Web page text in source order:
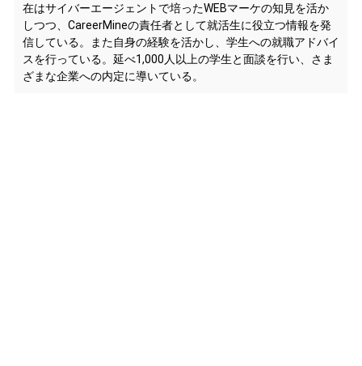
在はサイバーエージェントで培ったWEBマーケの知見を活か
しつつ、CareerMineの責任者として就活生に役立つ情報を発
信している。また自身の経験を活かし、学生への就職アドバイ
スを行っている。延べ1,000人以上の学生と面談を行い、さま
ざまな企業への内定に導いている。